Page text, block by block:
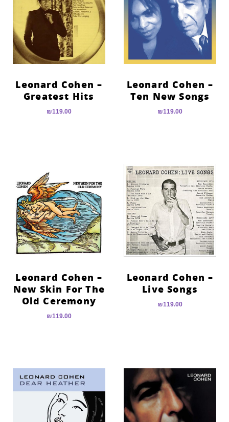
Leonard Cohen –
Ten New Songs
₪119.00
Leonard Cohen –
Greatest Hits
₪119.00
Leonard Cohen –
Live Songs
₪119.00
Leonard Cohen –
New Skin For The
Old Ceremony
₪119.00